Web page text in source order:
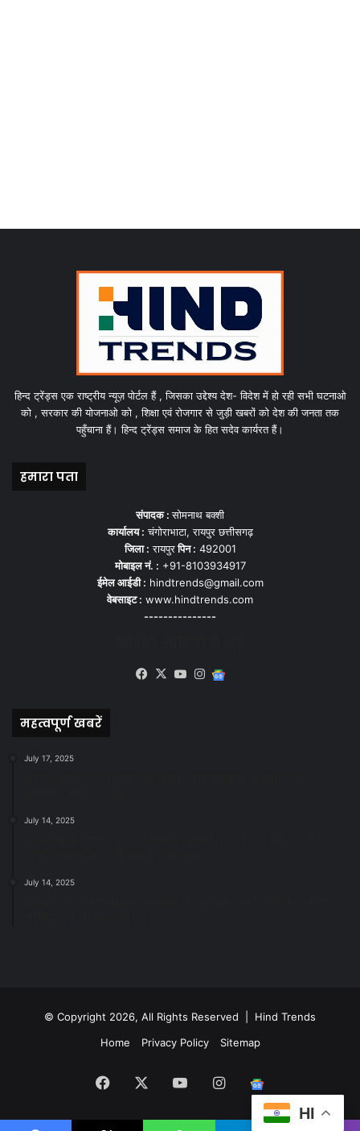
हिन्द ट्रेंड्स एक राष्ट्रीय न्यूज़ पोर्टल हैं , जिसका उद्देश्य देश- विदेश में हो रही सभी घटनाओ
को , सरकार की योजनाओ को , शिक्षा एवं रोजगार से जुड़ी खबरों को देश की जनता तक
पहुँचाना हैं। हिन्द ट्रेंड्स समाज के हित सदेव कार्यरत हैं।
हमारा पता
संपादक :सोमनाथ बक्शी
कार्यालय : चंगोराभाटा, रायपुर छत्तीसगढ़
जिला : रायपुरपिन : 492001
मोबाइल नं. : +91-8103934917
ईमेल आईडी : hindtrends@gmail.com
वेबसाइट : www.hindtrends.com
---------------
Facebook
X YouTubeInstagram
महत्वपूर्ण खबरें
July 17, 2025
July 14, 2025
July 14, 2025
© Copyright 2026, All Rights Reserved | Hind Trends
Home
Privacy Policy Sitemap
Facebook YouTubeInstagram
News
HI